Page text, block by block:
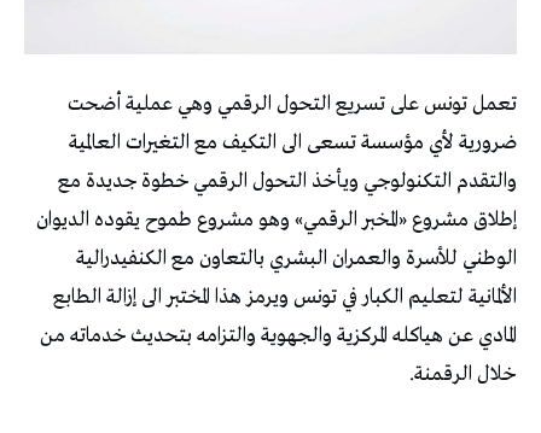
تعمل تونس على تسريع التحول الرقمي وهي عملية أضحت
ضرورية لأي مؤسسة تسعى الى التكيف مع التغيرات العالمية
والتقدم التكنولوجي ويأخذ التحول الرقمي خطوة جديدة مع
إطلاق مشروع «المخبر الرقمي» وهو مشروع طموح يقوده الديوان
الوطني للأسرة والعمران البشري بالتعاون مع الكنفيدرالية
الألمانية لتعليم الكبار في تونس ويرمز هذا المختبر الى إزالة الطابع
المادي عن هياكله المركزية والجهوية والتزامه بتحديث خدماته من
خلال الرقمنة.